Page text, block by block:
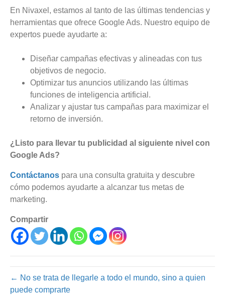
En Nivaxel, estamos al tanto de las últimas tendencias y
herramientas que ofrece Google Ads. Nuestro equipo de
expertos puede ayudarte a:
Diseñar campañas efectivas y alineadas con tus
objetivos de negocio.
Optimizar tus anuncios utilizando las últimas
funciones de inteligencia artificial.
Analizar y ajustar tus campañas para maximizar el
retorno de inversión.
¿Listo para llevar tu publicidad al siguiente nivel con
Google Ads?
Contáctanos para una consulta gratuita y descubre
cómo podemos ayudarte a alcanzar tus metas de
marketing.
Compartir
← No se trata de llegarle a todo el mundo, sino a quien
puede comprarte